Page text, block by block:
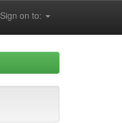
Sign on to: